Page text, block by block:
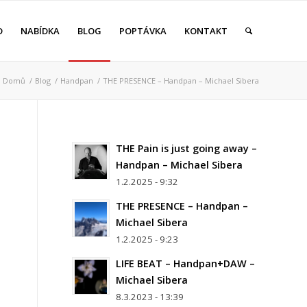
NABÍDKA BLOG POPTÁVKA KONTAKT
Domů / Blog / Handpan / THE PRESENCE – Handpan – Michael Sibera
THE Pain is just going away –
Handpan – Michael Sibera
1.2.2025 - 9:32
THE PRESENCE – Handpan –
Michael Sibera
1.2.2025 - 9:23
LIFE BEAT – Handpan+DAW –
Michael Sibera
8.3.2023 - 13:39